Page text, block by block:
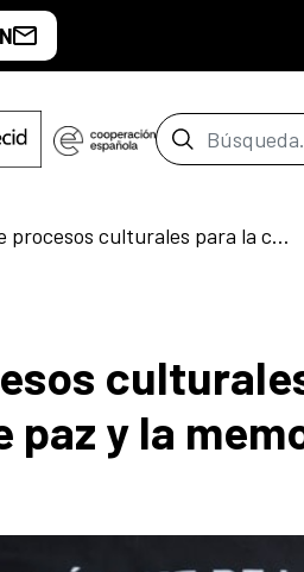
Barra de
Gestión de procesos culturales para la construcción de paz y la memoria 2026
y la